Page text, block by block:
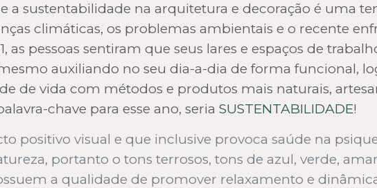
a sustentabilidade na arquitetura e decoração é uma
climáticas, os problemas ambientais e o recente
as pessoas sentiram que seus lares e espaços de
auxiliando no seu dia-a-dia de forma funcional,
de vida com métodos e produtos mais naturais,
chave para esse ano, seriaSUSTENTABILIDADE!
positivo visual e que inclusive provoca saúde na
portanto o tons terrosos, tons de azul, verde,
a qualidade de promover relaxamento e